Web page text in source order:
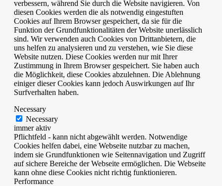
verbessern, während Sie durch die Website navigieren. Von
diesen Cookies werden die als notwendig eingestuften
Cookies auf Ihrem Browser gespeichert, da sie für die
Funktion der Grundfunktionalitäten der Website unerlässlich
sind. Wir verwenden auch Cookies von Drittanbietern, die
uns helfen zu analysieren und zu verstehen, wie Sie diese
Website nutzen. Diese Cookies werden nur mit Ihrer
Zustimmung in Ihrem Browser gespeichert. Sie haben auch
die Möglichkeit, diese Cookies abzulehnen. Die Ablehnung
einiger dieser Cookies kann jedoch Auswirkungen auf Ihr
Surfverhalten haben.
Necessary
Necessary
immer aktiv
Pflichtfeld - kann nicht abgewählt werden. Notwendige
Cookies helfen dabei, eine Webseite nutzbar zu machen,
indem sie Grundfunktionen wie Seitennavigation und Zugriff
auf sichere Bereiche der Webseite ermöglichen. Die Webseite
kann ohne diese Cookies nicht richtig funktionieren.
Performance